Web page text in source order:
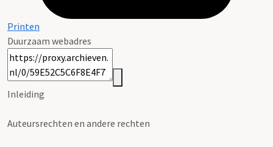
Printen
Duurzaam webadres
Inleiding
Auteursrechten en andere rechten